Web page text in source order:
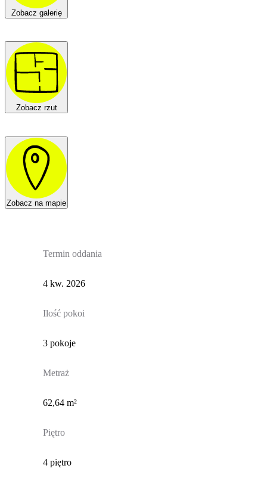
Zobacz galerię
Zobacz rzut
Zobacz na mapie
Termin oddania
4 kw. 2026
Ilość pokoi
3 pokoje
Metraż
62,64 m²
Piętro
4 piętro